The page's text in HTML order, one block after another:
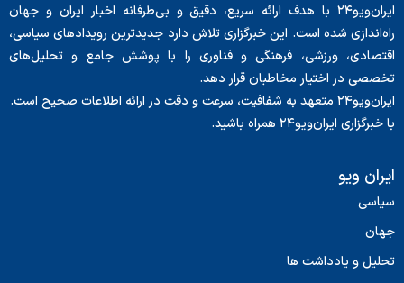
ایران‌ویو۲۴ با هدف ارائه سریع، دقیق و بی‌طرفانه اخبار ایران و جهان
راه‌اندازی شده است. این خبرگزاری تلاش دارد جدیدترین رویدادهای سیاسی،
اقتصادی، ورزشی، فرهنگی و فناوری را با پوشش جامع و تحلیل‌های
تخصصی در اختیار مخاطبان قرار دهد.
ایران‌ویو۲۴ متعهد به شفافیت، سرعت و دقت در ارائه اطلاعات صحیح است.
با خبرگزاری ایران‌ویو۲۴ همراه باشید.
ایران ویو
سیاسی
جهان
تحلیل و یادداشت ها